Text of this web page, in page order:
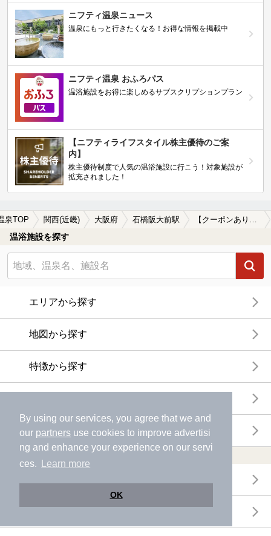
By using our services, you agree that we and
our partners use cookies to improve advertisi
ng and enhance your experience on our servi
ces.
Learn more
OK
ニフティ温泉ニュース
温泉にもっと行きたくなる！お得な情報を掲載中
ニフティ温泉 おふろパス
温浴施設をお得に楽しめるサブスクリプションプラン
【ニフティライフスタイル株主優待のご案
内】
株主優待制度で人気の温浴施設に行こう！対象施設が
拡充されました！
泉TOP 関西(近畿) 大阪府 石橋阪大前駅 【クーポンあり】食事が楽しめる石橋阪大前駅近くの温泉、日帰り温泉、スーパー銭湯おすすめ
温浴施設を探す
エリアから探す
地図から探す
特徴から探す
関連キーワードから探す
おトクに利用する